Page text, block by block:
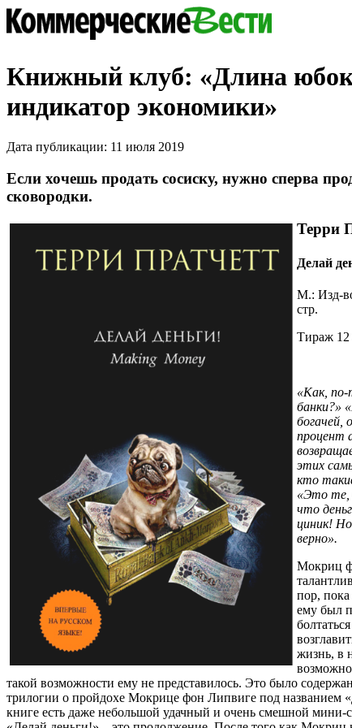
Книжный клуб: «Длина
индикатор экономики»
Дата публикации: 11 июля 2019
Если хочешь продать сосиску, нужно сперва
сковородки.
Терри
Делай
М.: Изд-
стр.
Тираж 12
«Как,
банки?»
богачей,
процент
этих
кто
«Это те,
что
циник!
верно».
Мокриц
пор,
ему был
жизнь, в
такой возможности ему не представилось. Это было
трилогии о пройдохе Мокрице фон Липвиге под названием
книге есть даже небольшой удачный и очень смешной мини-